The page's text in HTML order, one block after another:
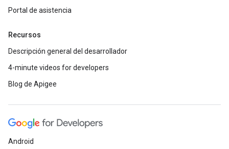
Portal de asistencia
Recursos
Descripción general del desarrollador
4-minute videos for developers
Blog de Apigee
Android